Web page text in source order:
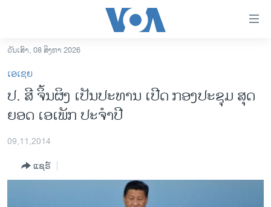
ເຂົ້າ
ຫາ
ຂ້າມ
ຂ້າມ
ຫາ
ລາວ
ຂ່າວ​ຈີນ
ໂລກ
ວັນເສົາ, 08 ສິງຫາ 2026
ເອເຊຍ
ປ. ສີ ຈິ້ນຜິງ ເປັນປະທານ ເປີດ ກອງປະຊຸມ ສຸດ
ຍອດ ເອເພັກ ປະຈຳປີ
09,11,2014
ແຊຣ໌